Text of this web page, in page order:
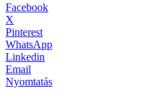
Facebook
X
Pinterest
WhatsApp
Linkedin
Email
Nyomtatás